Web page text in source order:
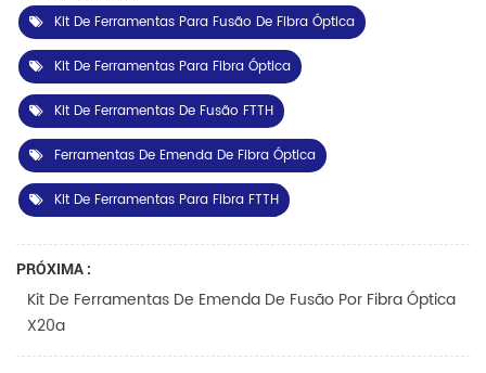
Kit De Ferramentas Para Fusão De Fibra Óptica
Kit De Ferramentas Para Fibra Óptica
Kit De Ferramentas De Fusão FTTH
Ferramentas De Emenda De Fibra Óptica
Kit De Ferramentas Para Fibra FTTH
PRÓXIMA :
Kit De Ferramentas De Emenda De Fusão Por Fibra Óptica
X20a